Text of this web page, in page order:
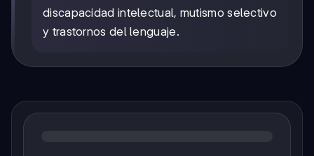
discapacidad intelectual, mutismo selectivo
y trastornos del lenguaje.